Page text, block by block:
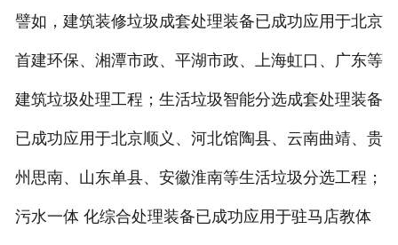
譬如，建筑装修垃圾成套处理装备已成功应用于北京
首建环保、湘潭市政、平湖市政、上海虹口、广东等
建筑垃圾处理工程；生活垃圾智能分选成套处理装备
已成功应用于北京顺义、河北馆陶县、云南曲靖、贵
州思南、山东单县、安徽淮南等生活垃圾分选工程；
污水一体 化综合处理装备已成功应用于驻马店教体